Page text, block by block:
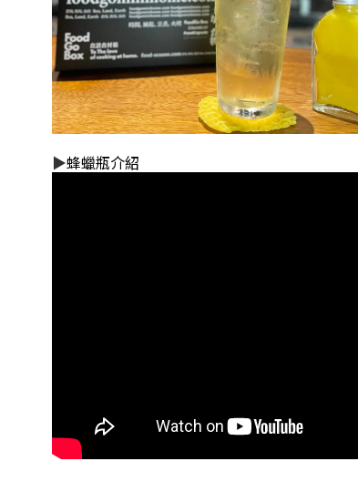
▶蜂蠟瓶介紹